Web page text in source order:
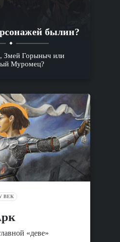
былин?
Змей Горыныч или
Муромец?
ВЕК
«деве»